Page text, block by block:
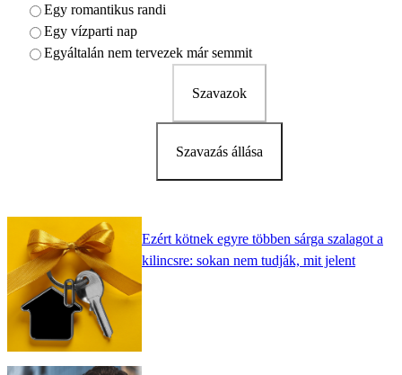
Egy romantikus randi
Egy vízparti nap
Egyáltalán nem tervezek már semmit
Szavazok
Szavazás állása
Ezért kötnek egyre többen sárga szalagot a
kilincsre: sokan nem tudják, mit jelent